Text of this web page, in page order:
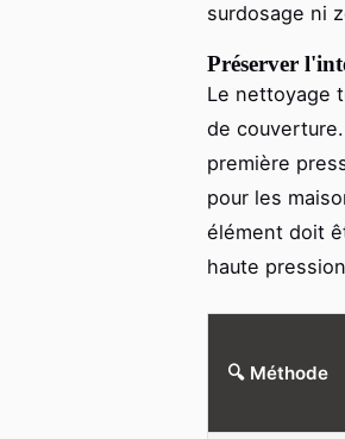
surdosage ni
Préserver
Le nettoyage
de
première
pour les
élément doit
haute
🔍 Méthode